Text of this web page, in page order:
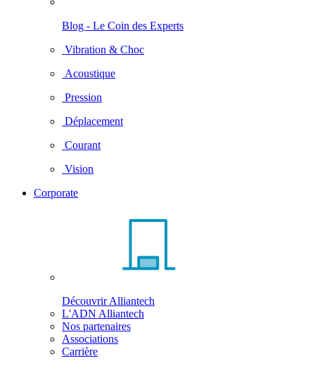
Blog - Le Coin des Experts
Vibration & Choc
Acoustique
Pression
Déplacement
Courant
Vision
Corporate
Découvrir Alliantech
L'ADN Alliantech
Nos partenaires
Associations
Carrière